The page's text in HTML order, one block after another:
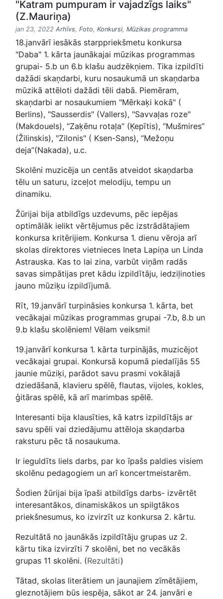
"Katram pumpuram ir vajadzīgs laiks"
(Z.Mauriņa)
jan 23, 2022 Arhīvs, Foto, Konkursi, Mūzikas programma
18.janvārī iesākās starppriekšmetu konkursa
"Daba" 1. kārta jaunākajai mūzikas programmas
grupai- 5.b un 6.b klašu audzēkņiem. Tika izpildīti
dažādi skaņdarbi, kuru nosaukumā un skaņdarba
mūzikā attēloti dažādi tēli dabā. Piemēram,
skaņdarbi ar nosaukumiem "Mērkaķi kokā" (
Berlins), "Sausserdis" (Vallers), "Savvaļas roze"
(Makdouels), “Zaķēnu rotaļa’’ (Ķepītis), ‘’Mušmires’’
(Žilinskis), "Zilonis" ( Ksen-Sans), “Mežoņu
deja”(Nakada), u.c.
Skolēni muzicēja un centās atveidot skaņdarba
tēlu un saturu, izceļot melodiju, tempu un
dinamiku.
Žūrijai bija atbildīgs uzdevums, pēc iepējas
optimālāk ielikt vērtējumus pēc izstrādātajiem
konkursa kritērijiem. Konkursa 1. dienu vēroja arī
skolas direktores vietnieces Ineta Lapiņa un Linda
Astrauska. Kas to lai zina, varbūt viņām radās
savas simpātijas pret kādu izpildītāju, iedziļinoties
jauno mūziķu izpildījumā.
Rīt, 19.janvārī turpināsies konkursa 1. kārta, bet
vecākajai mūzikas programmas grupai -7.b, 8.b un
9.b klašu skolēniem! Vēlam veiksmi!
19.janvārī konkursa 1. kārta turpinājās, muzicējot
vecākajai grupai. Konkursā kopumā piedalījās 55
jaunie mūziķi, parādot savu prasmi vokālajā
dziedāšanā, klavieru spēlē, flautas, vijoles, kokles,
ģitāras spēlē, kā arī marimbas spēlē.
Interesanti bija klausīties, kā katrs izpildītājs ar
savu spēli vai dziedājumu attēloja skaņdarba
raksturu pēc tā nosaukuma.
Ir ieguldīts liels darbs, par ko īpašs paldies visiem
skolēnu pedagogiem un arī koncertmeistarēm.
Šodien žūrijai bija īpaši atbildīgs darbs- izvērtēt
interesantākos, dinamiskākos un spilgtākos
priekšnesumus, ko izvirzīt uz konkursa 2. kārtu.
Rezultātā no jaunākās izpildītāju grupas uz 2.
kārtu tika izvirzīti 7 skolēni, bet no vecākās
grupas 11 skolēni. (Rezultāti)
Tātad, skolas literātiem un jaunajiem zīmētājiem,
gleznotājiem būs iespēja, sākot ar 24. janvāri e